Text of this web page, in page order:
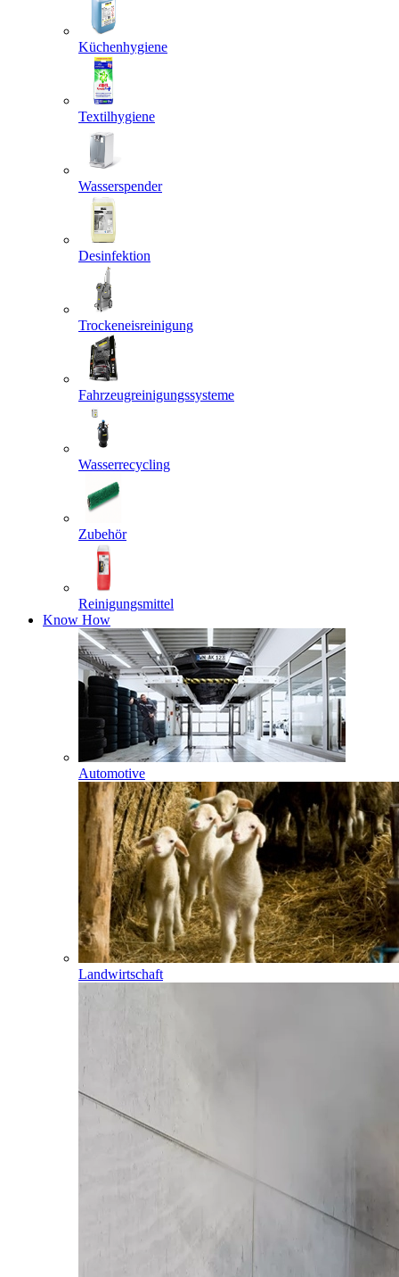
Küchenhygiene
Textilhygiene
Wasserspender
Desinfektion
Trockeneisreinigung
Fahrzeugreinigungssysteme
Wasserrecycling
Zubehör
Reinigungsmittel
Know How
Automotive
Landwirtschaft